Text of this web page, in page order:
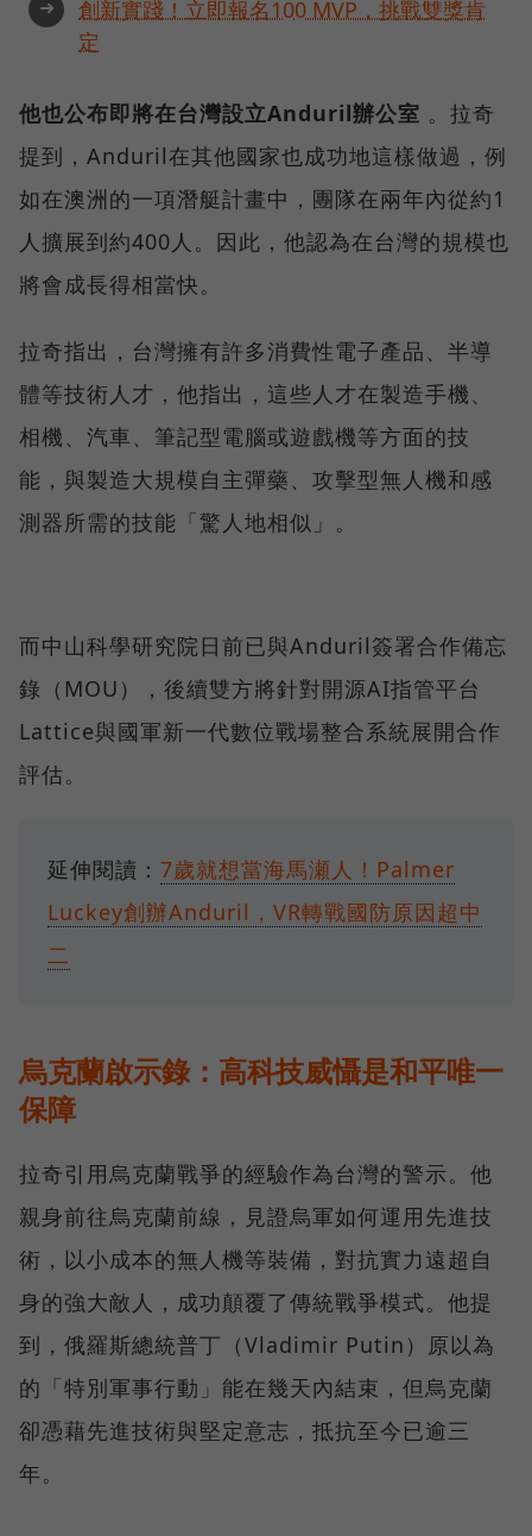
➜
創新實踐！立即報名100 MVP，挑戰雙獎肯
定
他也公布即將在台灣設立Anduril辦公室 。拉奇
提到，Anduril在其他國家也成功地這樣做過，例
如在澳洲的一項潛艇計畫中，團隊在兩年內從約1
人擴展到約400人。因此，他認為在台灣的規模也
將會成長得相當快。
拉奇指出，台灣擁有許多消費性電子產品、半導
體等技術人才，他指出，這些人才在製造手機、
相機、汽車、筆記型電腦或遊戲機等方面的技
能，與製造大規模自主彈藥、攻擊型無人機和感
測器所需的技能「驚人地相似」。
而中山科學研究院日前已與Anduril簽署合作備忘
錄（MOU），後續雙方將針對開源AI指管平台
Lattice與國軍新一代數位戰場整合系統展開合作
評估。
延伸閱讀： 7歲就想當海馬瀬人！Palmer
Luckey創辦Anduril，VR轉戰國防原因超中
二
烏克蘭啟示錄：高科技威懾是和平唯一
保障
拉奇引用烏克蘭戰爭的經驗作為台灣的警示。他
親身前往烏克蘭前線，見證烏軍如何運用先進技
術，以小成本的無人機等裝備，對抗實力遠超自
身的強大敵人，成功顛覆了傳統戰爭模式。他提
到，俄羅斯總統普丁（Vladimir Putin）原以為
的「特別軍事行動」能在幾天內結束，但烏克蘭
卻憑藉先進技術與堅定意志，抵抗至今已逾三
年。